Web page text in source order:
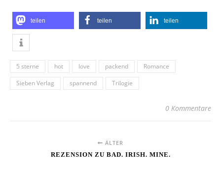
teilen teilen teilen
5 sterne hot love packend
Romance
Sieben Verlag
spannend Trilogie
0 Kommentare
ÄLTER
REZENSION ZU BAD. IRISH. MINE.